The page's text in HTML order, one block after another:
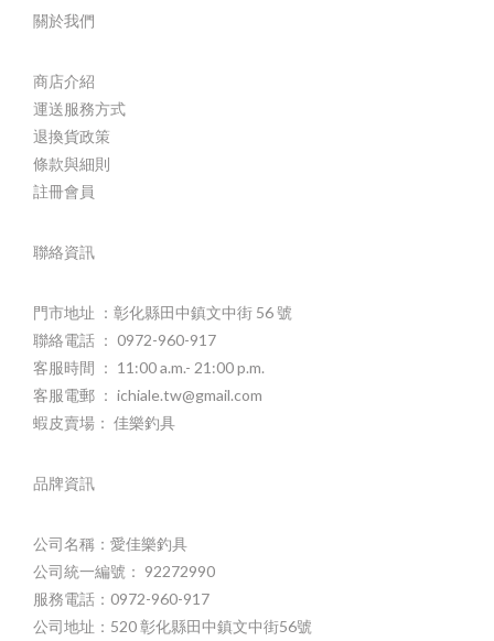
關於我們
商店介紹
運送服務方式
退換貨政策
條款與細則
註冊會員
聯絡資訊
門市地址 ：彰化縣田中鎮文中街 56 號
聯絡電話 ： 0972-960-917
客服時間 ： 11:00 a.m.- 21:00 p.m.
客服電郵 ： ichiale.tw@gmail.com
蝦皮賣場： 佳樂釣具
品牌資訊
公司名稱：愛佳樂釣具
公司統一編號： 92272990
服務電話：0972-960-917
公司地址：520 彰化縣田中鎮文中街56號